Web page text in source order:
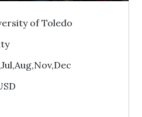
of Toledo